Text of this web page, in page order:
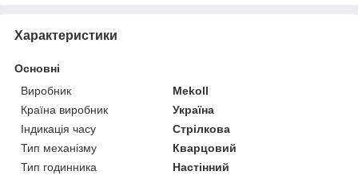
Характеристики
Основні
Виробник
Mekoll
Країна виробник
Україна
Індикація часу
Стрілкова
Тип механізму
Кварцовий
Тип годинника
Настінний